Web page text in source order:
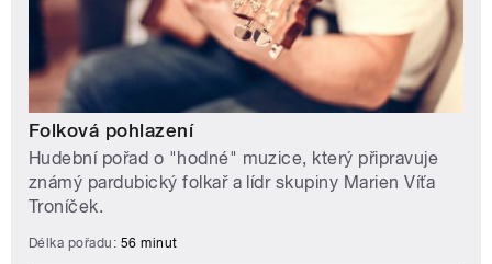
Folková pohlazení
Hudební pořad o "hodné" muzice, který připravuje
známý pardubický folkař a lídr skupiny Marien Víťa
Troníček.
Délka pořadu: 56 minut